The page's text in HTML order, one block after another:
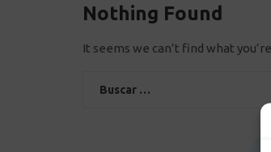
Nothing Found
It seems we can’t find what